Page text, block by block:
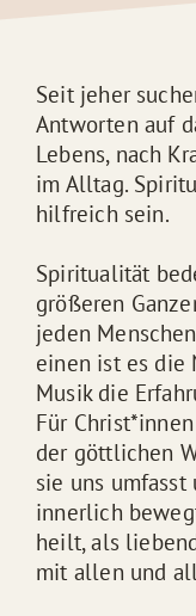
Seit jeher
Antworten auf
Lebens, nach
im Alltag.
hilfreich sein.
Spiritualität
größeren
jeden
einen ist es die
Musik die
Für
der göttlichen
sie uns
innerlich
heilt, als
mit allen und